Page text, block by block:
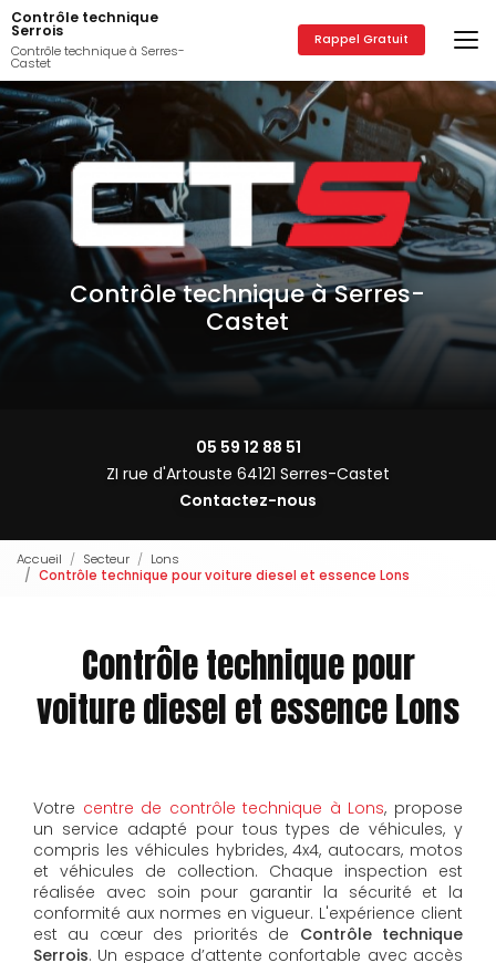
Aller
au
contenu
principal
Contrôle technique
Serrois
Contrôle technique à Serres-
Castet
Rappel Gratuit
Contrôle technique à Serres-
Castet
05 59 12 88 51
ZI rue d'Artouste 64121 Serres-Castet
Contactez-nous
Accueil Secteur
Lons
Contrôle technique pour voiture diesel et essence Lons
Contrôle technique pour
voiture diesel et essence Lons
Votre centre de contrôle technique à Lons, propose
un service adapté pour tous types de véhicules, y
compris les véhicules hybrides, 4x4, autocars, motos
et véhicules de collection. Chaque inspection est
réalisée avec soin pour garantir la sécurité et la
conformité aux normes en vigueur. L'expérience client
est au cœur des priorités de Contrôle technique
Serrois. Un espace d’attente confortable avec accès